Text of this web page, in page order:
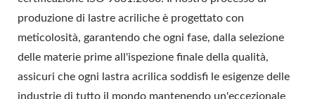
produzione di lastre acriliche è progettato con
meticolosità, garantendo che ogni fase, dalla selezione
delle materie prime all'ispezione finale della qualità,
assicuri che ogni lastra acrilica soddisfi le esigenze delle
industrie di tutto il mondo mantenendo un'eccezionale